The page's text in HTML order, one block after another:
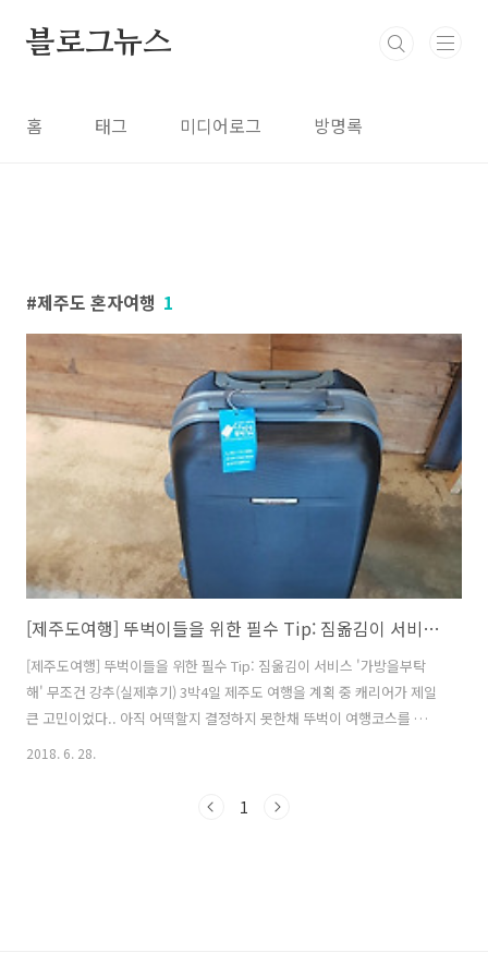
블로그뉴스
홈 태그 미디어로그 방명록
제주도 혼자여행 1
[제주도여행] 뚜벅이들을 위한 필수 Tip: 짐옮김이 서비스 '가방을부탁해' 무조건 강추(실제후기)
[제주도여행] 뚜벅이들을 위한 필수 Tip: 짐옮김이 서비스 '가방을부탁
해' 무조건 강추(실제후기) 3박4일 제주도 여행을 계획 중 캐리어가 제일
큰 고민이었다.. 아직 어떡할지 결정하지 못한채 뚜벅이 여행코스를 찾아
보다 우연히 알게된 짐옮김이 서비스 '가방을 부탁해' 제목에 이끌려 '뭐
서비스가 아닌 내가 원하는 장소로 짐을 옮겨주는 서비스!! 알고보니 짐
2018. 6. 28.
1